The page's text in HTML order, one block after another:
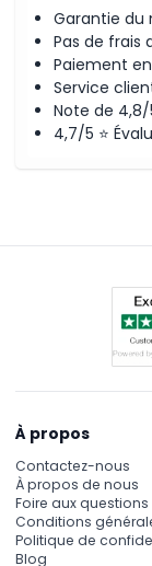
Garantie du
Pas de frais
Paiement
Service
Note de 4,8/
4,7/5 ⭐
À propos
Contactez-nous
À propos de nous
Foire aux questions
Conditions
Politique de
Blog